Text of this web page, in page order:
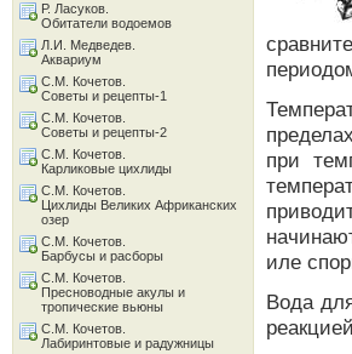
при
иле
Вода
Р. Ласуков.
Обитатели водоемов
Л.И. Медведев.
Аквариум
С.М. Кочетов.
Советы и рецепты-1
С.М. Кочетов.
Советы и рецепты-2
С.М. Кочетов.
Карликовые цихлиды
С.М. Кочетов.
Цихлиды Великих Африканских
озер
С.М. Кочетов.
Барбусы и расборы
С.М. Кочетов.
Пресноводные акулы и
тропические вьюны
С.М. Кочетов.
Лабиринтовые и радужницы